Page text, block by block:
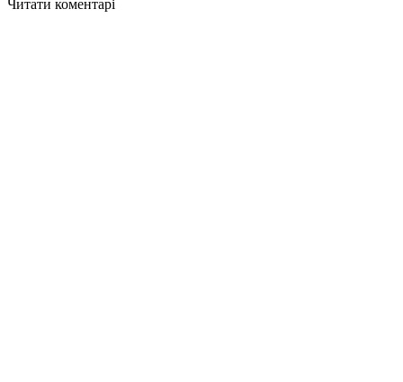
Читати коментарі